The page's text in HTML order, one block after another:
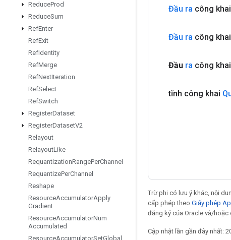
ReduceProd
ReduceSum
RefEnter
RefExit
RefIdentity
RefMerge
RefNextIteration
RefSelect
RefSwitch
RegisterDataset
RegisterDatasetV2
Relayout
RelayoutLike
RequantizationRangePerChannel
RequantizePerChannel
Reshape
ResourceAccumulatorApply
Gradient
ResourceAccumulatorNum
Accumulated
ResourceAccumulatorSetGlobal
Đầu ra công
Đầu ra công
Đầu ra công
tĩnh công khai
Trừ phi có lưu ý khác, nội
cấp phép theo Giấy phép
đăng ký của Oracle và/
Cập nhật lần gần đây nhất: